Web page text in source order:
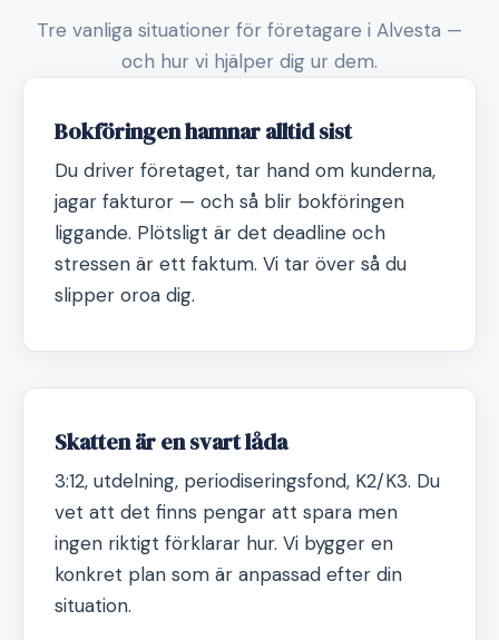
Tre vanliga situationer för företagare i Alvesta —
och hur vi hjälper dig ur dem.
Bokföringen hamnar alltid sist
Du driver företaget, tar hand om kunderna,
jagar fakturor — och så blir bokföringen
liggande. Plötsligt är det deadline och
stressen är ett faktum. Vi tar över så du
slipper oroa dig.
Skatten är en svart låda
3:12, utdelning, periodiseringsfond, K2/K3. Du
vet att det finns pengar att spara men
ingen riktigt förklarar hur. Vi bygger en
konkret plan som är anpassad efter din
situation.